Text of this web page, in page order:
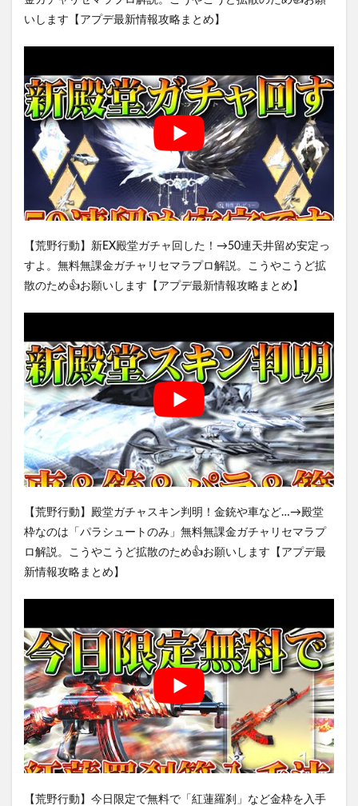
いします【アプデ最新情報攻略まとめ】
【荒野行動】新EX殿堂ガチャ回した！→50連天井留め安定っ
すよ。無料無課金ガチャリセマラプロ解説。こうやこうど拡
散のため👍お願いします【アプデ最新情報攻略まとめ】
【荒野行動】殿堂ガチャスキン判明！金銃や車など…→殿堂
枠なのは「パラシュートのみ」無料無課金ガチャリセマラプ
ロ解説。こうやこうど拡散のため👍お願いします【アプデ最
新情報攻略まとめ】
【荒野行動】今日限定で無料で「紅蓮羅刹」など金枠を入手